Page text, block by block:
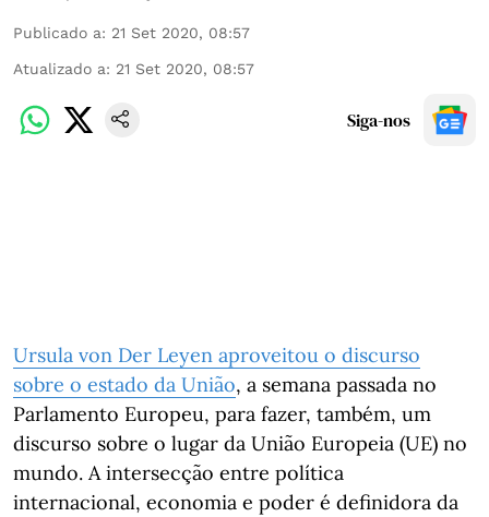
Publicado a: 21 Set 2020, 08:57
Atualizado a: 21 Set 2020, 08:57
Siga-nos
Ursula von Der Leyen aproveitou o discurso
sobre o estado da União, a semana passada no
Parlamento Europeu, para fazer, também, um
discurso sobre o lugar da União Europeia (UE) no
mundo. A intersecção entre política
internacional, economia e poder é definidora da